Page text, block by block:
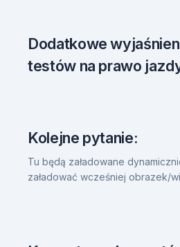
Dodatkowe
testów na prawo
Kolejne pytanie:
Tu będą załadowane
załadować wcześniej obrazek/